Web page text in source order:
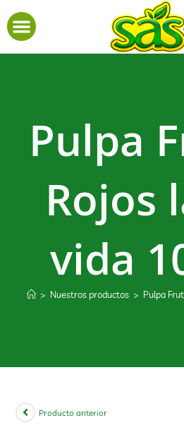
Pulpa
Rojos
vida
> Nuestros productos > Pulpa
Producto anterior